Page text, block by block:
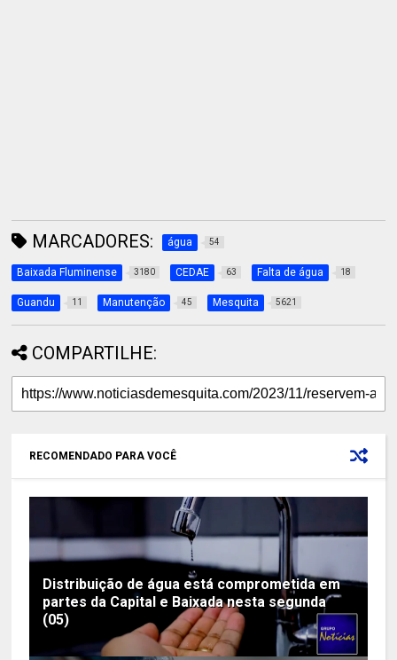
MARCADORES: água 54
Baixada Fluminense 3180 CEDAE 63 Falta de água 18
Guandu 11 Manutenção 45 Mesquita 5621
COMPARTILHE:
RECOMENDADO PARA VOCÊ
Distribuição de água está comprometida em
partes da Capital e Baixada nesta segunda
(05)